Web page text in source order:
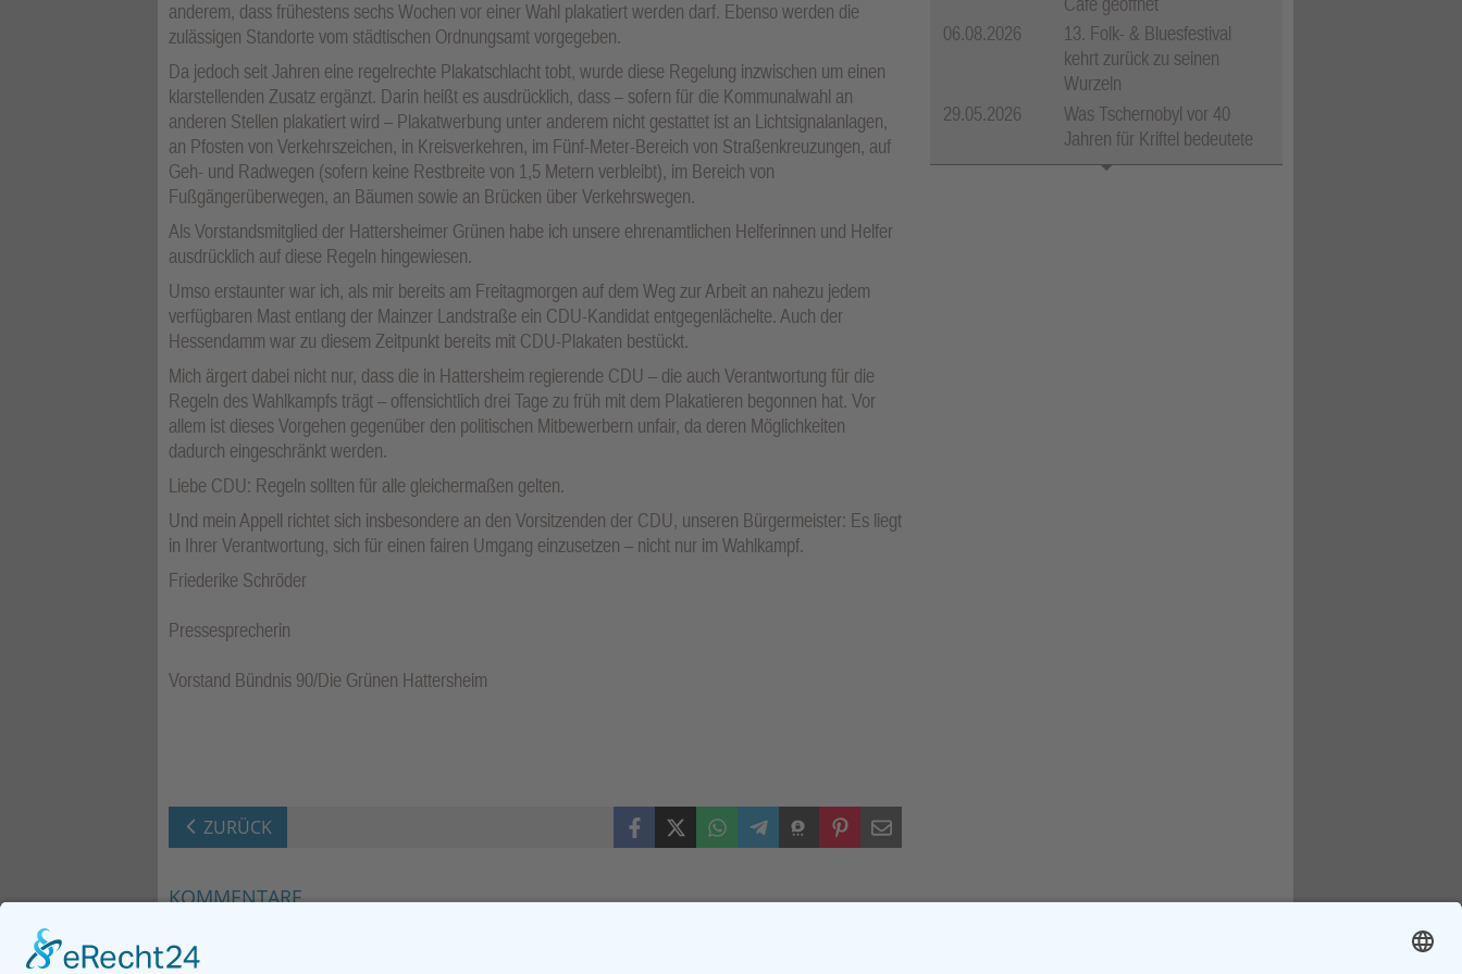
anderem, dass frühestens sechs Wochen vor einer Wahl plakatiert werden darf. Ebenso werden die
zulässigen Standorte vom städtischen Ordnungsamt vorgegeben.
Da jedoch seit Jahren eine regelrechte Plakatschlacht tobt, wurde diese Regelung inzwischen um einen
klarstellenden Zusatz ergänzt. Darin heißt es ausdrücklich, dass – sofern für die Kommunalwahl an
anderen Stellen plakatiert wird – Plakatwerbung unter anderem nicht gestattet ist an Lichtsignalanlagen,
an Pfosten von Verkehrszeichen, in Kreisverkehren, im Fünf-Meter-Bereich von Straßenkreuzungen, auf
Geh- und Radwegen (sofern keine Restbreite von 1,5 Metern verbleibt), im Bereich von
Fußgängerüberwegen, an Bäumen sowie an Brücken über Verkehrswegen.
Als Vorstandsmitglied der Hattersheimer Grünen habe ich unsere ehrenamtlichen Helferinnen und Helfer
ausdrücklich auf diese Regeln hingewiesen.
Umso erstaunter war ich, als mir bereits am Freitagmorgen auf dem Weg zur Arbeit an nahezu jedem
verfügbaren Mast entlang der Mainzer Landstraße ein CDU-Kandidat entgegenlächelte. Auch der
Hessendamm war zu diesem Zeitpunkt bereits mit CDU-Plakaten bestückt.
Mich ärgert dabei nicht nur, dass die in Hattersheim regierende CDU – die auch Verantwortung für die
Regeln des Wahlkampfs trägt – offensichtlich drei Tage zu früh mit dem Plakatieren begonnen hat. Vor
allem ist dieses Vorgehen gegenüber den politischen Mitbewerbern unfair, da deren Möglichkeiten
dadurch eingeschränkt werden.
Liebe CDU: Regeln sollten für alle gleichermaßen gelten.
Und mein Appell richtet sich insbesondere an den Vorsitzenden der CDU, unseren Bürgermeister: Es liegt
in Ihrer Verantwortung, sich für einen fairen Umgang einzusetzen – nicht nur im Wahlkampf.
Friederike Schröder
Pressesprecherin
Vorstand Bündnis 90/Die Grünen Hattersheim
ZURÜCK FacebookX (Twitter)WhatsAppTelegramThreemaPinterestMail
KOMMENTARE
Neuen Kommentar verfassen
06.08.2026
13. Folk- & Bluesfestival
kehrt zurück zu seinen
Wurzeln
29.05.2026
Was Tschernobyl vor 40
Jahren für Kriftel bedeutete